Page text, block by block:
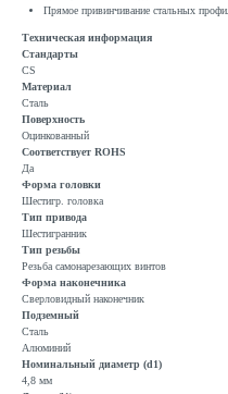
Прямое привинчивание стальных
Техническая информация
Стандарты
CS
Материал
Сталь
Поверхность
Оцинкованный
Соответствует ROHS
Да
Форма головки
Шестигр. головка
Тип привода
Шестигранник
Тип резьбы
Резьба самонарезающих винтов
Форма наконечника
Сверловидный наконечник
Подземный
Сталь
Алюминий
Номинальный диаметр (d1)
4,8 мм